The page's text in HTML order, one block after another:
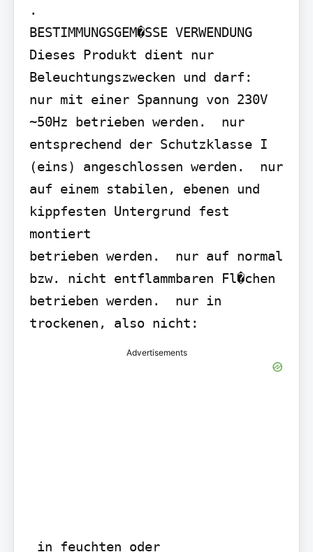
.
BESTIMMUNGSGEM�SSE VERWENDUNG
Dieses Produkt dient nur
Beleuchtungszwecken und darf:
nur mit einer Spannung von 230V
~50Hz betrieben werden.  nur
entsprechend der Schutzklasse I
(eins) angeschlossen werden.  nur
auf einem stabilen, ebenen und
kippfesten Untergrund fest
montiert
betrieben werden.  nur auf normal
bzw. nicht entflammbaren Fl�chen
betrieben werden.  nur in
trockenen, also nicht:
Advertisements